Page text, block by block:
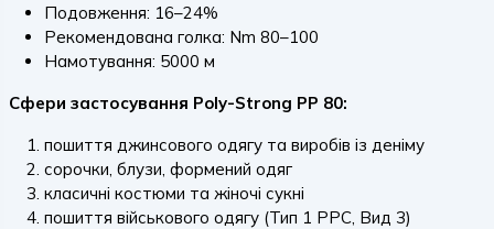
Подовження: 16–24%
Рекомендована голка: Nm 80–100
Намотування: 5000 м
Сфери застосування Poly-Strong PP 80:
пошиття джинсового одягу та виробів із деніму
сорочки, блузи, формений одяг
класичні костюми та жіночі сукні
пошиття військового одягу (Тип 1 PPC, Вид 3)